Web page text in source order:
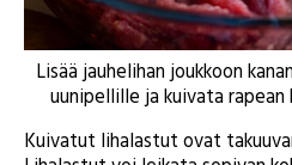
Lisää jauhelihan joukkoon
uunipellille ja kuivata
Kuivatut lihalastut ovat